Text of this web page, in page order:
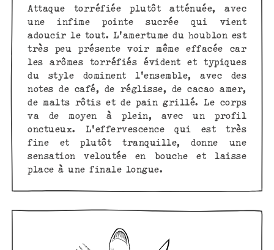
Attaque torréfiée plutôt atténuée, avec
une infime pointe sucrée qui vient
adoucir le tout. L'amertume du houblon est
très peu présente voir même effacée car
les arômes torréfiés évident et typiques
du style dominent l'ensemble, avec des
notes de café, de réglisse, de cacao amer,
de malts rôtis et de pain grillé. Le corps
va de moyen à plein, avec un profil
onctueux. L'effervescence qui est très
fine et plutôt tranquille, donne une
sensation veloutée en bouche et laisse
place à une finale longue.